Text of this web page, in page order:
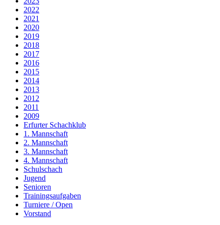
2022
2021
2020
2019
2018
2017
2016
2015
2014
2013
2012
2011
2009
Erfurter Schachklub
1. Mannschaft
2. Mannschaft
3. Mannschaft
4. Mannschaft
Schulschach
Jugend
Senioren
Trainingsaufgaben
Turniere / Open
Vorstand